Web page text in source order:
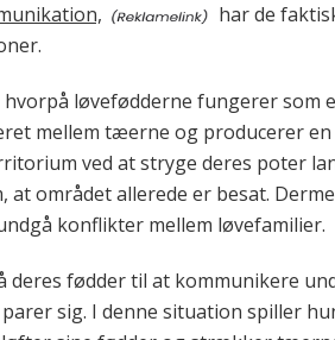
har de
hvorpå løvefødderne fungerer
mellem tæerne og producerer
ved at stryge deres poter
at området allerede er besat.
konflikter mellem løvefamilier.
deres fødder til at kommunikere
sig. I denne situation spiller